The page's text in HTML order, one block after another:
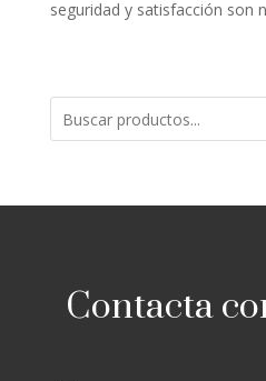
seguridad y satisfacción son
Contacta